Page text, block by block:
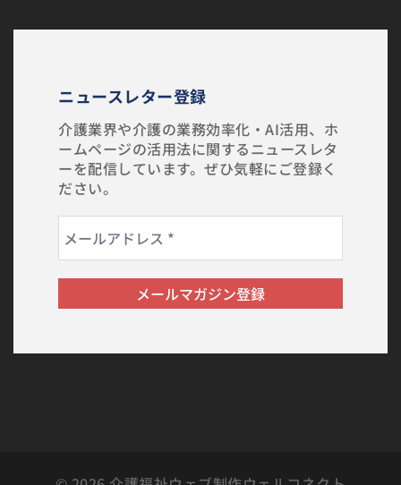
ニュースレター登録
介護業界や介護の業務効率化・AI活用、ホ
ームページの活用法に関するニュースレタ
ーを配信しています。ぜひ気軽にご登録く
ださい。